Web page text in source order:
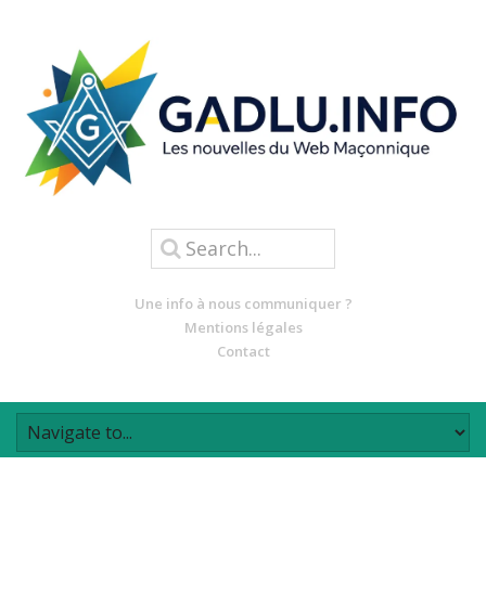
Une info à nous communiquer ?
Mentions légales
Contact